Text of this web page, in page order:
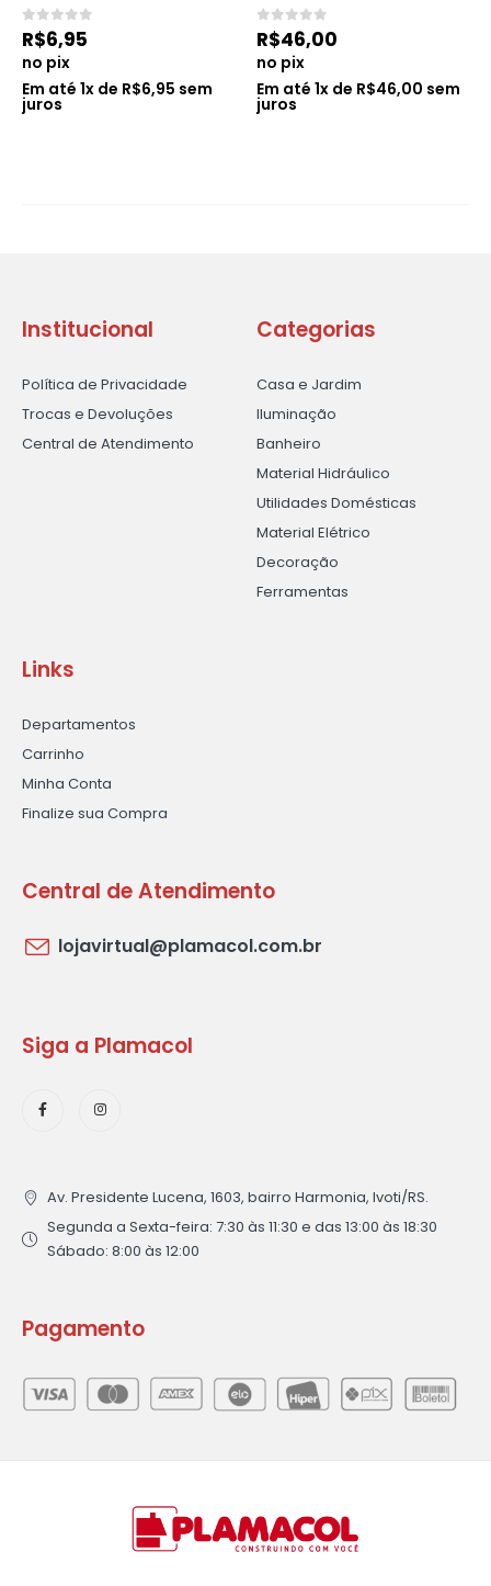
0 de 5
R$6,95
no pix
Em até 1x de R$6,95 sem
juros
0 de 5
R$46,00
no pix
Em até 1x de R$46,00 sem
juros
Institucional
Política de Privacidade
Trocas e Devoluções
Central de Atendimento
Categorias
Casa e Jardim
Iluminação
Banheiro
Material Hidráulico
Utilidades Domésticas
Material Elétrico
Decoração
Ferramentas
Links
Departamentos
Carrinho
Minha Conta
Finalize sua Compra
Central de Atendimento
lojavirtual@plamacol.com.br
Siga a Plamacol
Av. Presidente Lucena, 1603, bairro Harmonia, Ivoti/RS.
Segunda a Sexta-feira: 7:30 às 11:30 e das 13:00 às 18:30
Sábado: 8:00 às 12:00
Pagamento